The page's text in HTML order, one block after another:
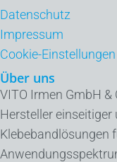
Datenschutz
Impressum
Cookie-
Über uns
VITO Irmen GmbH &
Hersteller
Klebebandlösungen